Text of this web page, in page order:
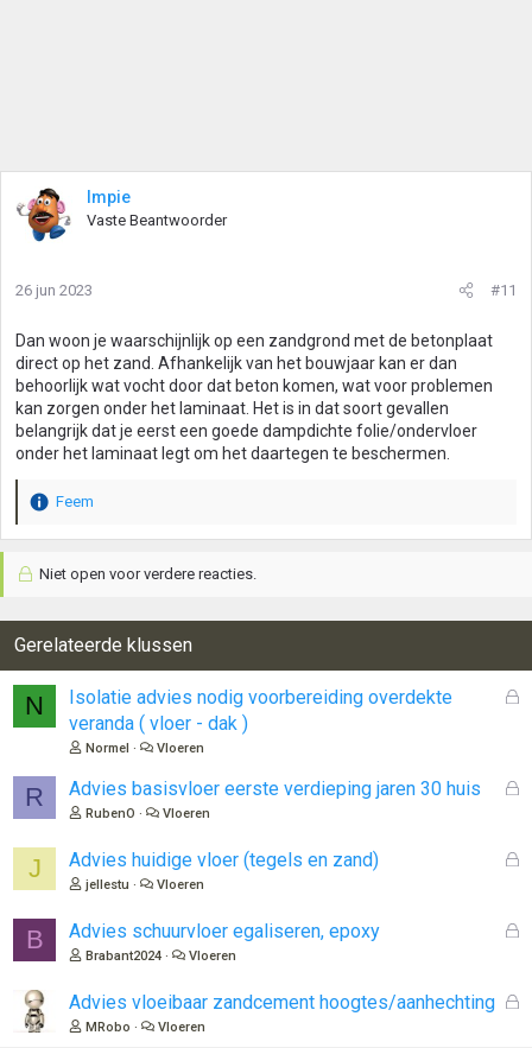
Impie
Vaste Beantwoorder
26 jun 2023 #11
Dan woon je waarschijnlijk op een zandgrond met de betonplaat
direct op het zand. Afhankelijk van het bouwjaar kan er dan
behoorlijk wat vocht door dat beton komen, wat voor problemen
kan zorgen onder het laminaat. Het is in dat soort gevallen
belangrijk dat je eerst een goede dampdichte folie/ondervloer
onder het laminaat legt om het daartegen te beschermen.
W
r
e
r
n
g
e
Feem
Niet open voor verdere reacties.
Gerelateerde klussen
N
G
o
Isolatie advies nodig voorbereiding overdekte
veranda ( vloer - dak )
Normel Vloeren
R
G
n
Advies basisvloer eerste verdieping jaren 30 huis
RubenO Vloeren
J
G
n
Advies huidige vloer (tegels en zand)
jellestu Vloeren
B
G
Advies schuurvloer egaliseren, epoxy
Brabant2024 Vloeren
G
Advies vloeibaar zandcement hoogtes/aanhechting
MRobo Vloeren